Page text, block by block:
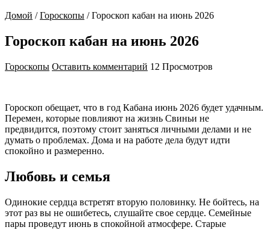
Домой / Гороскопы / Гороскоп кабан на июнь 2026
Гороскоп кабан на июнь 2026
Гороскопы Оставить комментарий 12 Просмотров
Гороскоп обещает, что в год Кабана июнь 2026 будет удачным.
Перемен, которые повлияют на жизнь Свиньи не
предвидится, поэтому стоит заняться личными делами и не
думать о проблемах. Дома и на работе дела будут идти
спокойно и размеренно.
Любовь и семья
Одинокие сердца встретят вторую половинку. Не бойтесь, на
этот раз вы не ошибетесь, слушайте свое сердце. Семейные
пары проведут июнь в спокойной атмосфере. Старые